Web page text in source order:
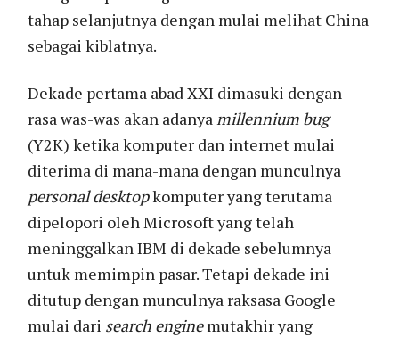
tahap selanjutnya dengan mulai melihat China
sebagai kiblatnya.
Dekade pertama abad XXI dimasuki dengan
rasa was-was akan adanyamillennium bug
(Y2K) ketika komputer dan internet mulai
diterima di mana-mana dengan munculnya
personal desktopkomputer yang terutama
dipelopori oleh Microsoft yang telah
meninggalkan IBM di dekade sebelumnya
untuk memimpin pasar. Tetapi dekade ini
ditutup dengan munculnya raksasa Google
mulai dari search enginemutakhir yang